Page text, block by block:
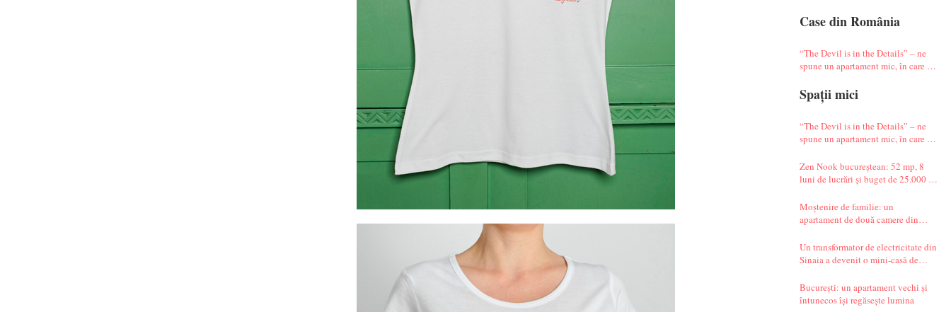
Case din România
“The Devil is in the Details” – ne
spune un apartament mic, în care te
Spații mici
“The Devil is in the Details” – ne
spune un apartament mic, în care te
Zen Nook bucureștean: 52 mp, 8
luni de lucrări și buget de 25.000 de
Moștenire de familie: un
apartament de două camere din
Un transformator de electricitate din
Sinaia a devenit o mini-casă de
București: un apartament vechi și
întunecos își regăsește lumina